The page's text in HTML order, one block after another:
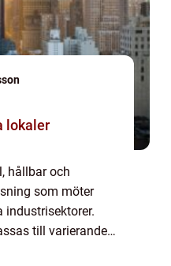
lokaler
hållbar och
som möter
industrisektorer.
till varierande